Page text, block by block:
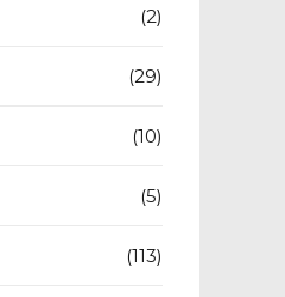
(2)
(29)
(10)
(5)
(113)